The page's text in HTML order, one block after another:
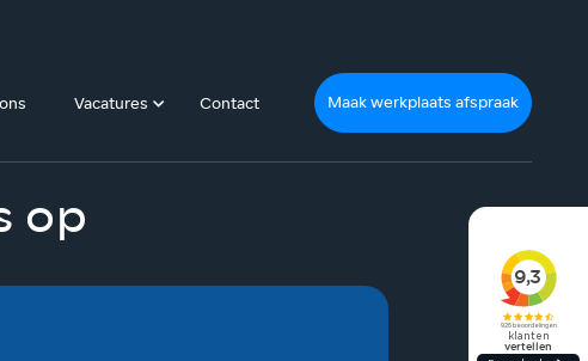
Vacatures Contact Maak werkplaats afspraak
op